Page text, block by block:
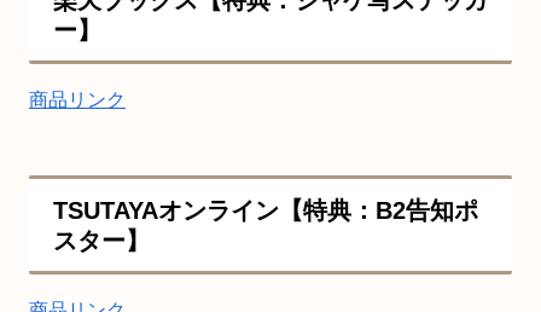
ー】
商品リンク
TSUTAYAオンライン【特典：B2告知ポ
スター】